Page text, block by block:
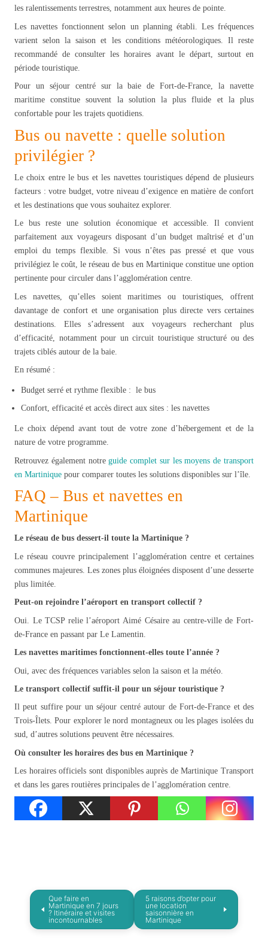
les ralentissements terrestres, notamment aux heures de pointe.
Les navettes fonctionnent selon un planning établi. Les fréquences
varient selon la saison et les conditions météorologiques. Il reste
recommandé de consulter les horaires avant le départ, surtout en
période touristique.
Pour un séjour centré sur la baie de Fort-de-France, la navette
maritime constitue souvent la solution la plus fluide et la plus
confortable pour les trajets quotidiens.
Bus ou navette : quelle solution
privilégier ?
Le choix entre le bus et les navettes touristiques dépend de plusieurs
facteurs : votre budget, votre niveau d’exigence en matière de confort
et les destinations que vous souhaitez explorer.
Le bus reste une solution économique et accessible. Il convient
parfaitement aux voyageurs disposant d’un budget maîtrisé et d’un
emploi du temps flexible. Si vous n’êtes pas pressé et que vous
privilégiez le coût, le réseau de bus en Martinique constitue une option
pertinente pour circuler dans l’agglomération centre.
Les navettes, qu’elles soient maritimes ou touristiques, offrent
davantage de confort et une organisation plus directe vers certaines
destinations. Elles s’adressent aux voyageurs recherchant plus
d’efficacité, notamment pour un circuit touristique structuré ou des
trajets ciblés autour de la baie.
En résumé :
Budget serré et rythme flexible : le bus
Confort, efficacité et accès direct aux sites : les navettes
Le choix dépend avant tout de votre zone d’hébergement et de la
nature de votre programme.
Retrouvez également notreguide complet sur les moyens de transport
en Martinique pour comparer toutes les solutions disponibles sur l’île.
FAQ – Bus et navettes en
Martinique
Le réseau de bus dessert-il toute la Martinique ?
Le réseau couvre principalement l’agglomération centre et certaines
communes majeures. Les zones plus éloignées disposent d’une desserte
plus limitée.
Peut-on rejoindre l’aéroport en transport collectif ?
Oui. Le TCSP relie l’aéroport Aimé Césaire au centre-ville de Fort-
de-France en passant par Le Lamentin.
Les navettes maritimes fonctionnent-elles toute l’année ?
Oui, avec des fréquences variables selon la saison et la météo.
Le transport collectif suffit-il pour un séjour touristique ?
Il peut suffire pour un séjour centré autour de Fort-de-France et des
Trois-Îlets. Pour explorer le nord montagneux ou les plages isolées du
sud, d’autres solutions peuvent être nécessaires.
Où consulter les horaires des bus en Martinique ?
Les horaires officiels sont disponibles auprès de Martinique Transport
et dans les gares routières principales de l’agglomération centre.
Que faire en
Martinique en 7 jours
? Itinéraire et visites
incontournables
5 raisons d’opter pour
une location
saisonnière en
Martinique